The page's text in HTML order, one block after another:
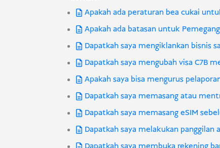
Apakah ada peraturan bea cukai
Apakah ada batasan untuk
Dapatkah saya mengiklankan bisnis
Dapatkah saya mengubah visa C7B
Apakah saya bisa mengurus
Dapatkah saya memasang atau
Dapatkah saya memasang eSIM
Dapatkah saya melakukan panggilan